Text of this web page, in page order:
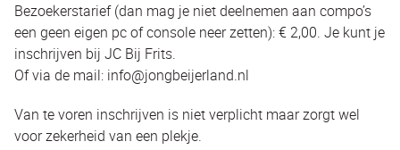
Bezoekerstarief (dan mag je niet deelnemen aan compo’s
een geen eigen pc of console neer zetten): € 2,00. Je kunt je
inschrijven bij JC Bij Frits.
Of via de mail: info@jongbeijerland.nl
Van te voren inschrijven is niet verplicht maar zorgt wel
voor zekerheid van een plekje.